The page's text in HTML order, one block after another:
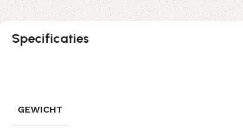
Specificaties
GEWICHT